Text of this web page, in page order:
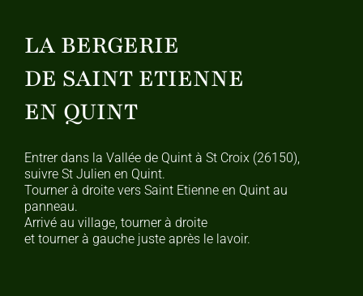
LA BERGERIE
DE SAINT ETIENNE
EN QUINT
Entrer dans la Vallée de Quint à St Croix (26150),
suivre St Julien en Quint.
Tourner à droite vers Saint Etienne en Quint au
panneau.
Arrivé au village, tourner à droite
et tourner à gauche juste après le lavoir.